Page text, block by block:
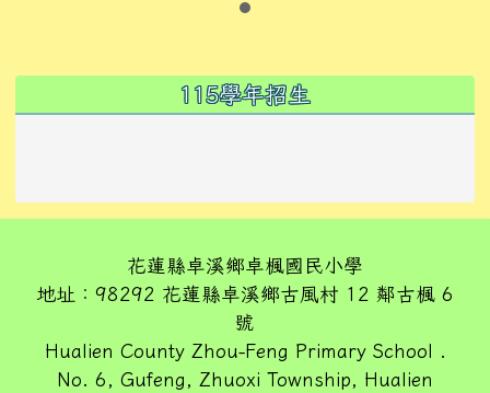
115學年招生
花蓮縣卓溪鄉卓楓國民小學
地址：98292 花蓮縣卓溪鄉古風村 12 鄰古楓 6
號
Hualien County Zhou-Feng Primary School .
No. 6, Gufeng, Zhuoxi Township, Hualien